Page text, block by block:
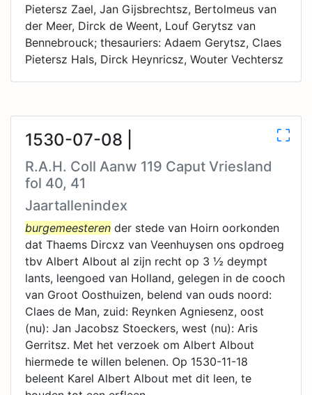
Pietersz Zael, Jan Gijsbrechtsz, Bertolmeus van
der Meer, Dirck de Weent, Louf Gerytsz van
Bennebrouck; thesauriers: Adaem Gerytsz, Claes
Pietersz Hals, Dirck Heynricsz, Wouter Vechtersz
1530-07-08 |
R.A.H. Coll Aanw 119 Caput Vriesland
fol 40, 41
Jaartallenindex
burgemeesteren der stede van Hoirn oorkonden
dat Thaems Dircxz van Veenhuysen ons opdroeg
tbv Albert Albout al zijn recht op 3 ½ deympt
lants, leengoed van Holland, gelegen in de cooch
van Groot Oosthuizen, belend van ouds noord:
Claes de Man, zuid: Reynken Agniesenz, oost
(nu): Jan Jacobsz Stoeckers, west (nu): Aris
Gerritsz. Met het verzoek om Albert Albout
hiermede te willen belenen. Op 1530-11-18
beleent Karel Albert Albout met dit leen, te